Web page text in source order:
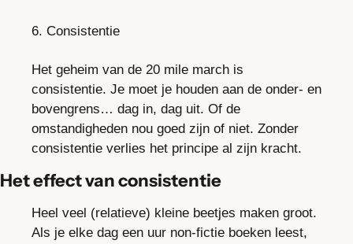
6. Consistentie
Het geheim van de 20 mile march is
consistentie. Je moet je houden aan de onder- en
bovengrens… dag in, dag uit. Of de
omstandigheden nou goed zijn of niet. Zonder
consistentie verlies het principe al zijn kracht.
Het effect van consistentie
Heel veel (relatieve) kleine beetjes maken groot.
Als je elke dag een uur non-fictie boeken leest,